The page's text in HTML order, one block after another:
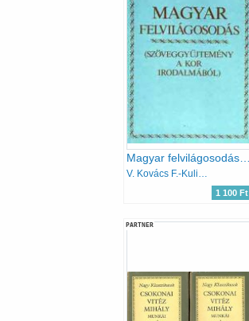
V. Kovács F.-Kulin F. (szerk.)
1 100 Ft
PARTNER